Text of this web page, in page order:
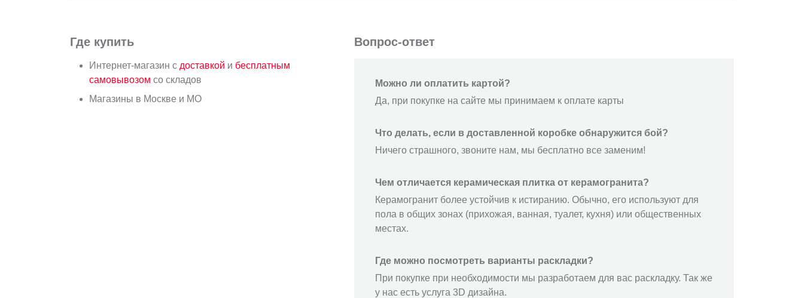
Где купить
Интернет-магазин с доставкой и бесплатным
самовывозом со складов
Магазины в Москве и МО
Вопрос-ответ
Можно ли оплатить картой?
Да, при покупке на сайте мы принимаем к оплате карты
Что делать, если в доставленной коробке обнаружится бой?
Ничего страшного, звоните нам, мы бесплатно все заменим!
Чем отличается керамическая плитка от керамогранита?
Керамогранит более устойчив к истиранию. Обычно, его используют для
пола в общих зонах (прихожая, ванная, туалет, кухня) или общественных
местах.
Где можно посмотреть варианты раскладки?
При покупке при необходимости мы разработаем для вас раскладку. Так же
у нас есть услуга 3D дизайна.